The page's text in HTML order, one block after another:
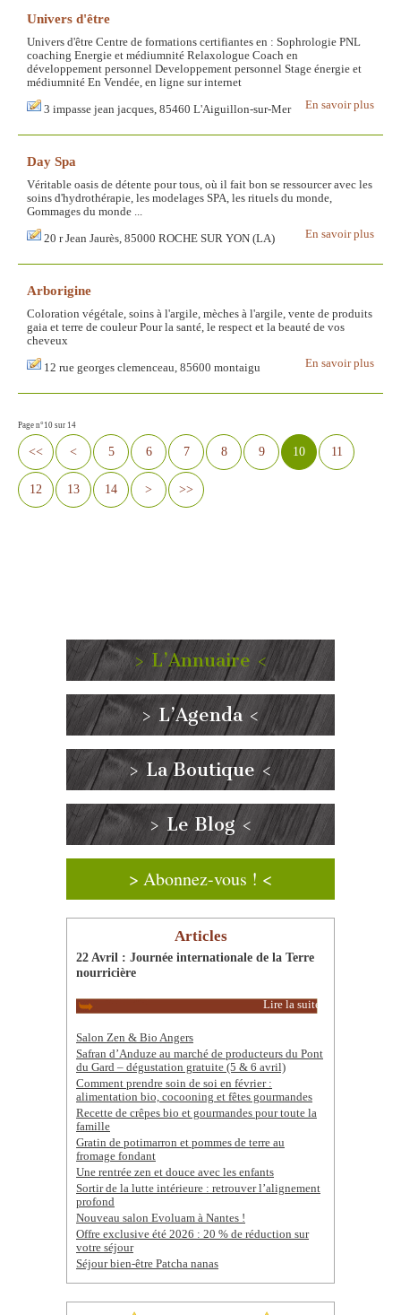
Univers d'être
Univers d'être Centre de formations certifiantes en : Sophrologie PNL
coaching Energie et médiumnité Relaxologue Coach en
développement personnel Developpement personnel Stage énergie et
médiumnité En Vendée, en ligne sur internet
En savoir plus
3 impasse jean jacques, 85460 L'Aiguillon-sur-Mer
Day Spa
Véritable oasis de détente pour tous, où il fait bon se ressourcer avec les
soins d'hydrothérapie, les modelages SPA, les rituels du monde,
Gommages du monde ...
En savoir plus
20 r Jean Jaurès, 85000 ROCHE SUR YON (LA)
Arborigine
Coloration végétale, soins à l'argile, mèches à l'argile, vente de produits
gaia et terre de couleur Pour la santé, le respect et la beauté de vos
cheveux
En savoir plus
12 rue georges clemenceau, 85600 montaigu
Page n°10 sur 14
<< < 5 6 7 8 9 10 11
12 13 14 > >>
> L’Annuaire <
> L’Agenda <
> La Boutique <
> Le Blog <
> Abonnez-vous ! <
Articles
22 Avril : Journée internationale de la Terre
nourricière
Lire la suite
Salon Zen & Bio Angers
Safran d’Anduze au marché de producteurs du Pont
du Gard – dégustation gratuite (5 & 6 avril)
Comment prendre soin de soi en février :
alimentation bio, cocooning et fêtes gourmandes
Recette de crêpes bio et gourmandes pour toute la
famille
Gratin de potimarron et pommes de terre au
fromage fondant
Une rentrée zen et douce avec les enfants
Sortir de la lutte intérieure : retrouver l’alignement
profond
Nouveau salon Evoluam à Nantes !
Offre exclusive été 2026 : 20 % de réduction sur
votre séjour
Séjour bien-être Patcha nanas